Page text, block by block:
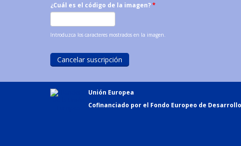
¿Cuál es el código de la imagen?*
Introduzca los caracteres mostrados en la imagen.
Unión Europea
Cofinanciado por el Fondo Europeo de Desarrollo